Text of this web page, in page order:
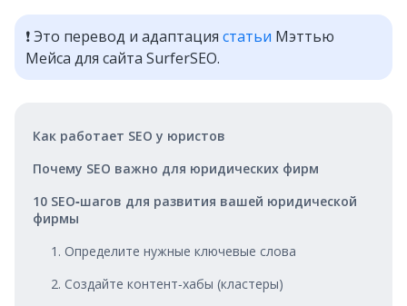
❗ Это перевод и адаптация статьи Мэттью
Мейса для сайта SurferSEO.
Как работает SEO у юристов
Почему SEO важно для юридических фирм
10 SEO‑шагов для развития вашей юридической
фирмы
1. Определите нужные ключевые слова
2. Создайте контент‑хабы (кластеры)